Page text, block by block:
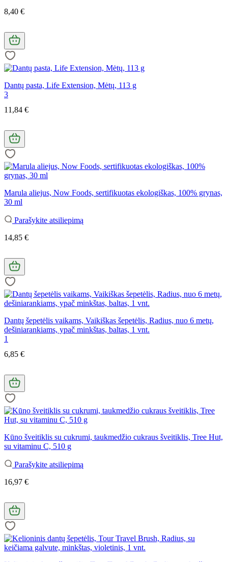
8,40 €
Dantų pasta, Life Extension, Mėtų, 113 g
3
11,84 €
Marula aliejus, Now Foods, sertifikuotas ekologiškas, 100% grynas,
30 ml
Parašykite atsiliepimą
14,85 €
Dantų šepetėlis vaikams, Vaikiškas šepetėlis, Radius, nuo 6 metų,
dešiniarankiams, ypač minkštas, baltas, 1 vnt.
1
6,85 €
Kūno šveitiklis su cukrumi, taukmedžio cukraus šveitiklis, Tree Hut,
su vitaminu C, 510 g
Parašykite atsiliepimą
16,97 €